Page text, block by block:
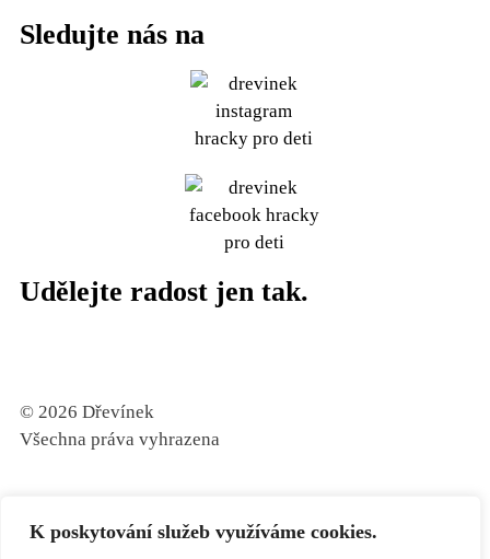
K poskytování služeb využíváme cookies.
Sledujte nás na
Udělejte radost jen tak.
© 2026 Dřevínek
Všechna práva vyhrazena